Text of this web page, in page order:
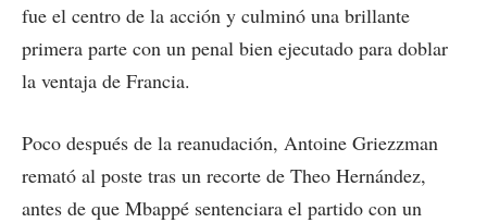
fue el centro de la acción y culminó una brillante
primera parte con un penal bien ejecutado para doblar
la ventaja de Francia.
Poco después de la reanudación, Antoine Griezzman
remató al poste tras un recorte de Theo Hernández,
antes de que Mbappé sentenciara el partido con un